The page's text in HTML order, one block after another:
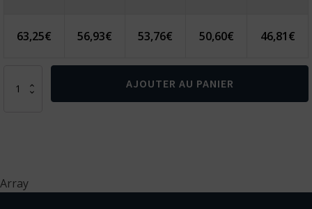
63,25€ 56,93€ 53,76€ 50,60€ 46,81€
plastique
recyclé
AJOUTER AU PANIER
Array